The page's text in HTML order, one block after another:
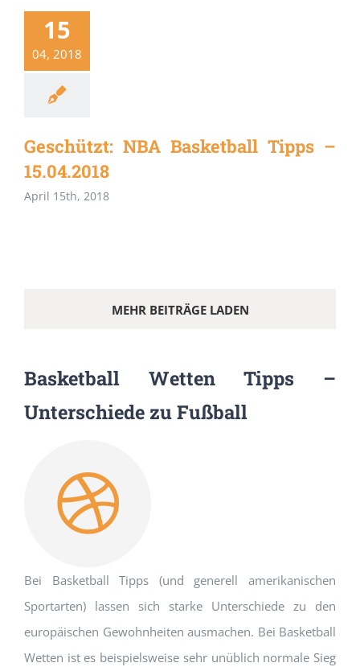
15
04, 2018
Geschützt: NBA Basketball Tipps –
15.04.2018
April 15th, 2018
MEHR BEITRÄGE LADEN
Basketball Wetten Tipps –
Unterschiede zu Fußball
Bei Basketball Tipps (und generell amerikanischen
Sportarten) lassen sich starke Unterschiede zu den
europäischen Gewohnheiten ausmachen. Bei Basketball
Wetten ist es beispielsweise sehr unüblich normale Sieg